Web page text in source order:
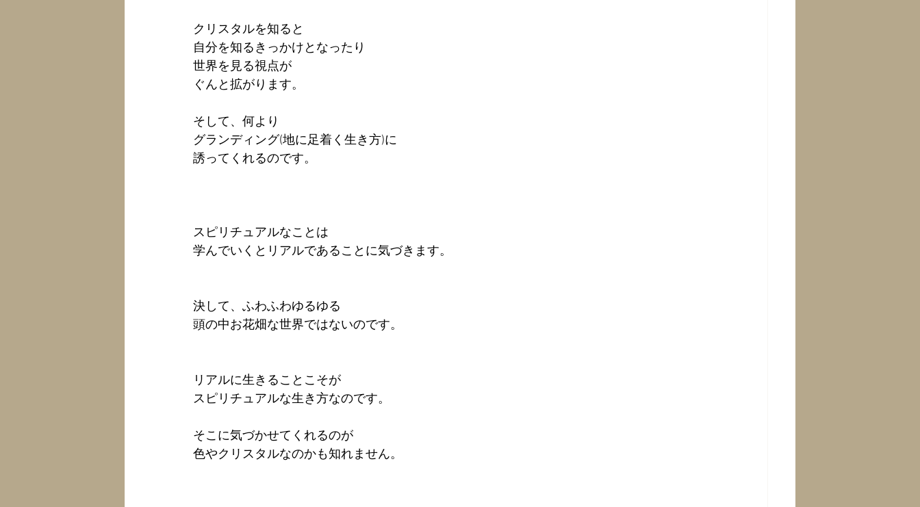
クリスタルを知ると
自分を知るきっかけとなったり
世界を見る視点が
ぐんと拡がります。
そして、何より
グランディング(地に足着く生き方)に
誘ってくれるのです。
スピリチュアルなことは
学んでいくとリアルであることに気づきます。
決して、ふわふわゆるゆる
頭の中お花畑な世界ではないのです。
リアルに生きることこそが
スピリチュアルな生き方なのです。
そこに気づかせてくれるのが
色やクリスタルなのかも知れません。